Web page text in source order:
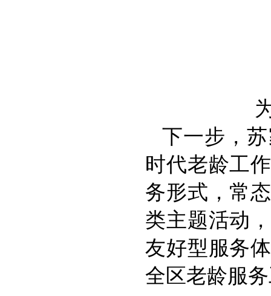
下一步，
时代老龄工
务形式，常
类主题活动
友好型服务
全区老龄服